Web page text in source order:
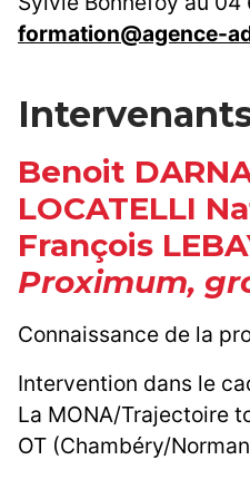
formation@agence-
Benoit
LOCATELLI
François
Proximum,
Connaissance de la
Intervention dans le
La MONA/Trajectoire
OT (Chambéry/